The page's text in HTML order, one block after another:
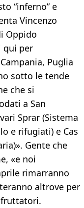
“inferno” e
Vincenzo
Oppido
qui per
Puglia
sotto le tende
che si
a San
Sprar (Sistema
e rifugiati) e Cas
Gente che
«e noi
rimarranno
altrove per